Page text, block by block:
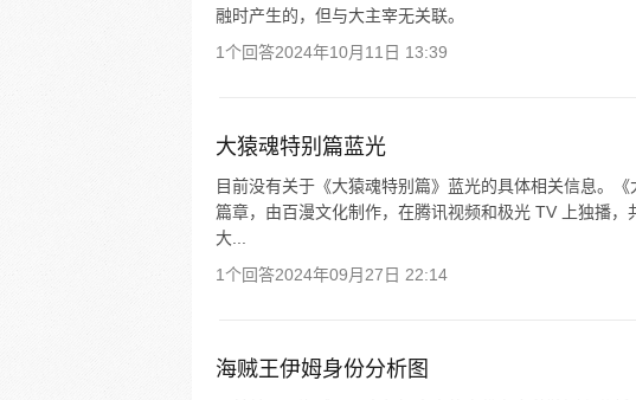
融时产生的，但与大主宰无关联。
1个回答2024年10月11日 13:39
大猿魂特别篇蓝光
目前没有关于《大猿魂特别篇》蓝光的具体相关信息。
篇章，由百漫文化制作，在腾讯视频和极光 TV 上独播
大...
1个回答2024年09月27日 22:14
海贼王伊姆身份分析图